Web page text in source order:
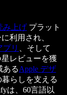
み上げ プラット
利用され、
プリ
、そして
レビューを獲
あるApple デザ
らしを支える
は、60言語以